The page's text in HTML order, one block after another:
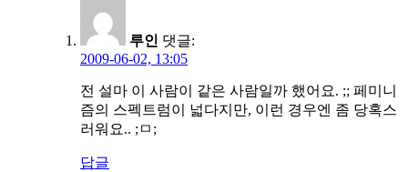
루인 댓글:
2009-06-02, 13:05
전 설마 이 사람이 같은 사람일까 했어요. ;; 페미니
즘의 스펙트럼이 넓다지만, 이런 경우엔 좀 당혹스
러워요.. ;ㅁ;
답글